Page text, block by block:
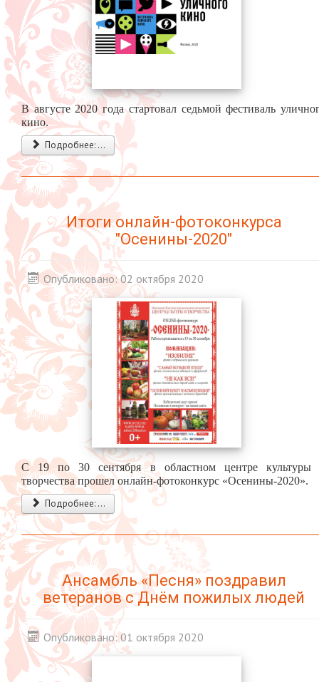
В августе 2020 года стартовал седьмой фестиваль
кино.
Подробнее: ...
Итоги онлайн-фотоконкурса
"Осенины-2020"
Опубликовано: 02 октября 2020
С 19 по 30 сентября в областном центре культуры
творчества прошел онлайн-фотоконкурс «Осенины-2020».
Подробнее: ...
Ансамбль «Песня» поздравил
ветеранов с Днём пожилых людей
Опубликовано: 01 октября 2020